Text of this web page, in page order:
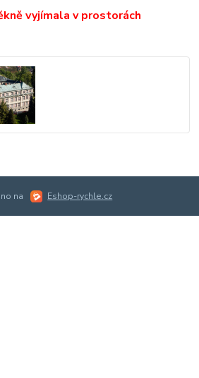
vyjímala v prostorách
na Eshop-rychle.cz